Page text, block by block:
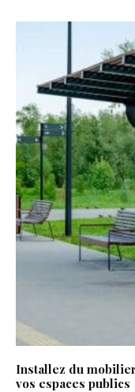
Installez du
vos espaces publics